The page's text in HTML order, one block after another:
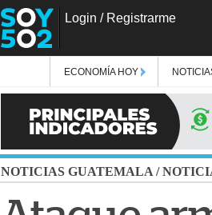
Login / Registrarme
ECONOMÍA HOY
NOTICIAS GUATEMALA /